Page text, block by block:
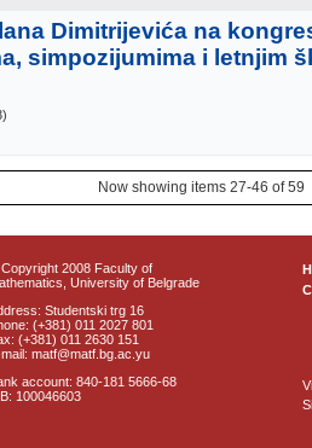
Dimitrijevića na
simpozijumima i letnjim
)
Now showing items 27-46 of 59
2008 Faculty of
University of Belgrade
Studentski trg 16
(+381) 011 2027 801
(+381) 011 2630 151
mail: matf@matf.bg.ac.yu
account: 840-181 5666-68
100046603